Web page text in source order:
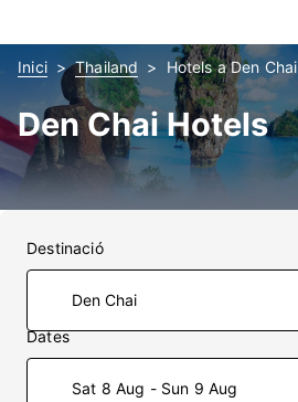
Inici Thailand Hotels a Den Chai
Den Chai Hotels
Destinació
Dates
Sat 8 Aug - Sun 9 Aug